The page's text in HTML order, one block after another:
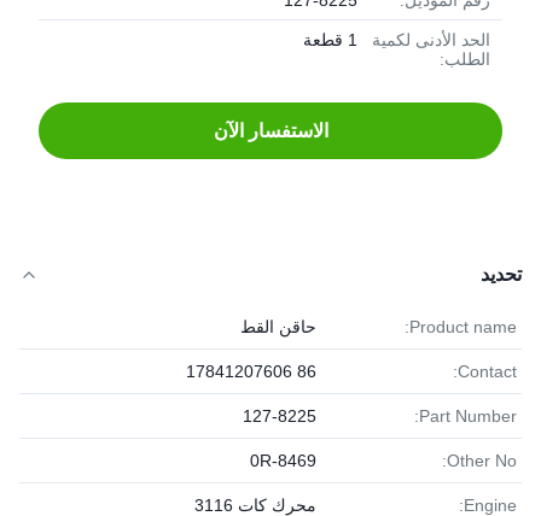
الحد الأدنى لكمية
الطلب:
1 قطعة
الاستفسار الآن
تحديد
Product name: حاقن القط
Contact:
86 17841207606
Part Number:
127-8225
Other No:
0R-8469
Engine: محرك كات 3116